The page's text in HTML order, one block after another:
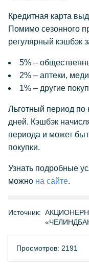
Кредитная карта
Помимо сезонного
регулярный кэшбэк
5% –
2% – аптеки,
1% – другие
Льготный период по
дней. Кэшбэк
периода и может
покупки.
Узнать подробные
можно на сайте.
Источник:
Просмотров: 2191